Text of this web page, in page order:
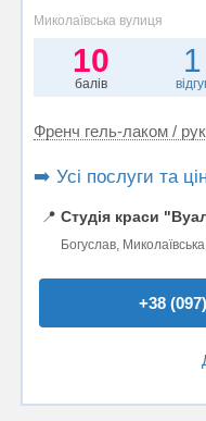
Миколаївська вулиця
10
балів
1
Френч гель-лаком /
➡️ Усі послуги та
📍 Студія краси
Богуслав,
+38